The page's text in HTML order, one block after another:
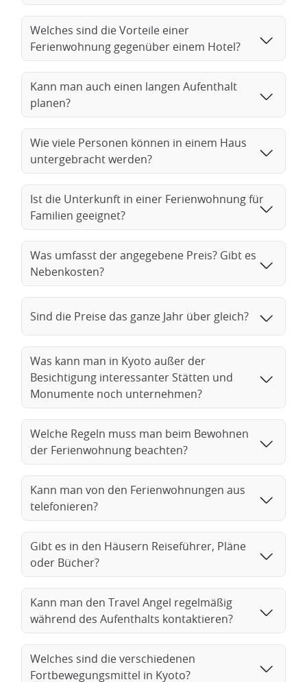
Welches sind die Vorteile einer
Ferienwohnung gegenüber einem Hotel?
Kann man auch einen langen Aufenthalt
planen?
Wie viele Personen können in einem Haus
untergebracht werden?
Ist die Unterkunft in einer Ferienwohnung für
Familien geeignet?
Was umfasst der angegebene Preis? Gibt es
Nebenkosten?
Sind die Preise das ganze Jahr über gleich?
Was kann man in Kyoto außer der
Besichtigung interessanter Stätten und
Monumente noch unternehmen?
Welche Regeln muss man beim Bewohnen
der Ferienwohnung beachten?
Kann man von den Ferienwohnungen aus
telefonieren?
Gibt es in den Häusern Reiseführer, Pläne
oder Bücher?
Kann man den Travel Angel regelmäßig
während des Aufenthalts kontaktieren?
Welches sind die verschiedenen
Fortbewegungsmittel in Kyoto?